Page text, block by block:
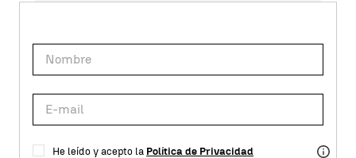
He leído y acepto la Política de Privacidad